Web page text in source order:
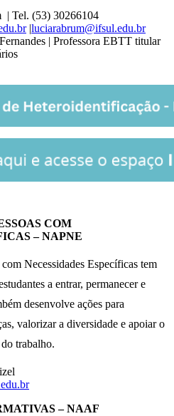
| Tel. (53) 30266104
|luciarabrum@ifsul.edu.br
| Professora EBTT titular
COM
– NAPNE
Necessidades Específicas tem
a entrar, permanecer e
desenvolve ações para
valorizar a diversidade e apoiar o
trabalho.
– NAAF